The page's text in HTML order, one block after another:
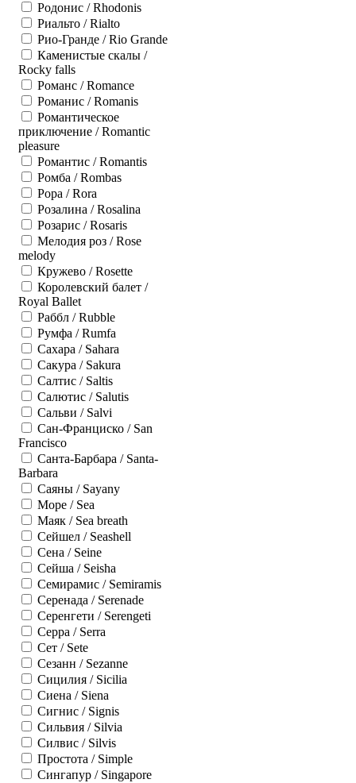
Родонис / Rhodonis
Риальто / Rialto
Рио-Гранде / Rio Grande
Каменистые скалы /
Rocky falls
Романс / Romance
Романис / Romanis
Романтическое
приключение / Romantic
pleasure
Романтис / Romantis
Ромба / Rombas
Рора / Rora
Розалина / Rosalina
Розарис / Rosaris
Мелодия роз / Rose
melody
Кружево / Rosette
Королевский балет /
Royal Ballet
Раббл / Rubble
Румфа / Rumfa
Сахара / Sahara
Сакура / Sakura
Салтис / Saltis
Салютис / Salutis
Сальви / Salvi
Сан-Франциско / San
Francisco
Санта-Барбара / Santa-
Barbara
Саяны / Sayany
Море / Sea
Маяк / Sea breath
Сейшел / Seashell
Сена / Seine
Сейша / Seisha
Семирамис / Semiramis
Серенада / Serenade
Серенгети / Serengeti
Серра / Serra
Сет / Sete
Сезанн / Sezanne
Сицилия / Sicilia
Сиена / Siena
Сигнис / Signis
Сильвия / Silvia
Силвис / Silvis
Простота / Simple
Сингапур / Singapore